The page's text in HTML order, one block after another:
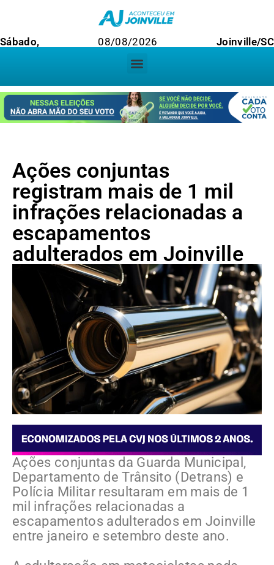
Sábado, 08/08/2026 Joinville/SC
Ações conjuntas
registram mais de 1 mil
infrações relacionadas a
escapamentos
adulterados em Joinville
Ações conjuntas da Guarda Municipal,
Departamento de Trânsito (Detrans) e
Polícia Militar resultaram em mais de 1
mil infrações relacionadas a
escapamentos adulterados em Joinville
entre janeiro e setembro deste ano.